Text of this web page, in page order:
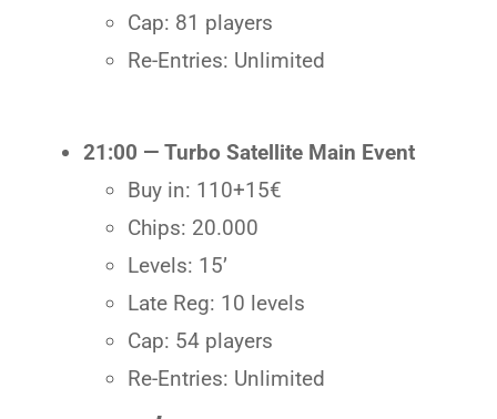
Cap: 81 players
Re-Entries: Unlimited
21:00 — Turbo Satellite Main Event
Buy in: 110+15€
Chips: 20.000
Levels: 15’
Late Reg: 10 levels
Cap: 54 players
Re-Entries: Unlimited